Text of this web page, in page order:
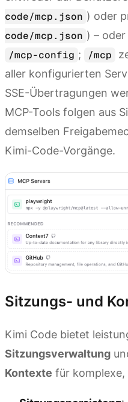
code/mcp.json ) oder
code/mcp.json ) –
/mcp-config ; /mcp
aller konfigurierten
SSE-Übertragungen
MCP-Tools folgen aus
demselben
Kimi-Code-Vorgänge.
Sitzungs- und
Kimi Code bietet
Sitzungsverwaltung
Kontexte für